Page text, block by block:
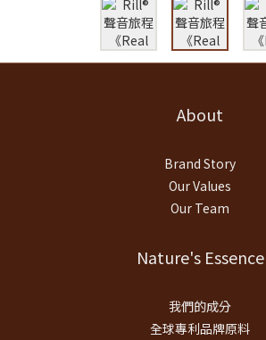
About
Brand Story
Our Values
Our Team
Nature's Essence
我們的成分
全球專利品牌原料